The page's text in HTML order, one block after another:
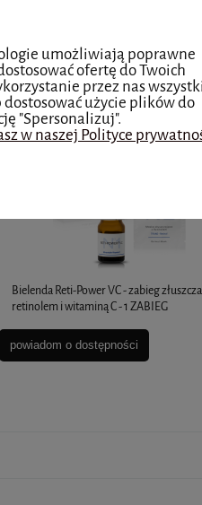
Bielenda Reti-Power VC - zabieg
retinolem i witaminą C - 1 ZABIEG
powiadom o dostępności
umożliwiają poprawne
ofertę do Twoich
przez nas
użycie plików do
"Spersonalizuj".
w naszej Polityce